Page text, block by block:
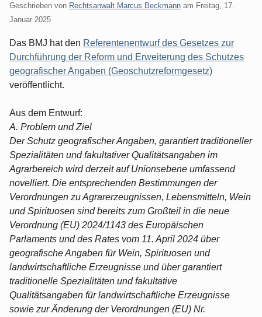
Geschrieben von Rechtsanwalt Marcus Beckmann am Freitag, 17.
Januar 2025
Das BMJ hat den Referentenentwurf des Gesetzes zur
Durchführung der Reform und Erweiterung des Schutzes
geografischer Angaben (Geoschutzreformgesetz)
veröffentlicht.
Aus dem Entwurf:
A. Problem und Ziel
Der Schutz geografischer Angaben, garantiert traditioneller
Spezialitäten und fakultativer Qualitätsangaben im
Agrarbereich wird derzeit auf Unionsebene umfassend
novelliert. Die entsprechenden Bestimmungen der
Verordnungen zu Agrarerzeugnissen, Lebensmitteln, Wein
und Spirituosen sind bereits zum Großteil in die neue
Verordnung (EU) 2024/1143 des Europäischen
Parlaments und des Rates vom 11. April 2024 über
geografische Angaben für Wein, Spirituosen und
landwirtschaftliche Erzeugnisse und über garantiert
traditionelle Spezialitäten und fakultative
Qualitätsangaben für landwirtschaftliche Erzeugnisse
sowie zur Änderung der Verordnungen (EU) Nr.